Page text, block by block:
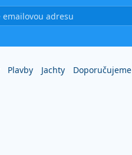
Plavby Jachty Doporučujeme